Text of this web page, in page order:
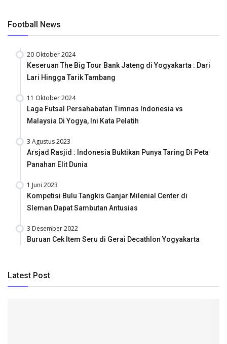
Football News
20 Oktober 2024
Keseruan The Big Tour Bank Jateng di Yogyakarta : Dari
Lari Hingga Tarik Tambang
11 Oktober 2024
Laga Futsal Persahabatan Timnas Indonesia vs
Malaysia Di Yogya, Ini Kata Pelatih
3 Agustus 2023
Arsjad Rasjid : Indonesia Buktikan Punya Taring Di Peta
Panahan Elit Dunia
1 Juni 2023
Kompetisi Bulu Tangkis Ganjar Milenial Center di
Sleman Dapat Sambutan Antusias
3 Desember 2022
Buruan Cek Item Seru di Gerai Decathlon Yogyakarta
Latest Post